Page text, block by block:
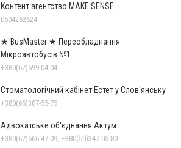
Контент агентство MAKE SENSE
0504262624
★ BusMaster ★ Переобладнання
Мікроавтобусів №1
+380(67)599-04-04
Стоматологічний кабінет Естет у Слов'янську
+380(66)307-55-75
Адвокатське об'єднання Актум
+380(67)566-47-09, +380(50)347-05-80